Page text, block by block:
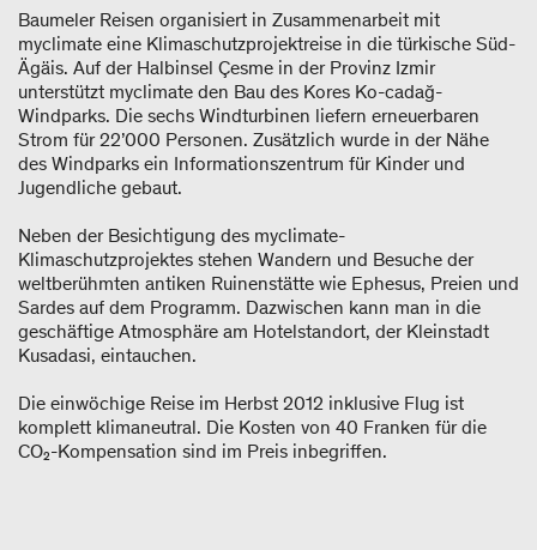
Baumeler Reisen organisiert in Zusammenarbeit mit
myclimate eine Klimaschutzprojektreise in die türkische Süd-
Ägäis. Auf der Halbinsel Çesme in der Provinz Izmir
unterstützt myclimate den Bau des Kores Ko-cadağ-
Windparks. Die sechs Windturbinen liefern erneuerbaren
Strom für 22’000 Personen. Zusätzlich wurde in der Nähe
des Windparks ein Informationszentrum für Kinder und
Jugendliche gebaut.
Neben der Besichtigung des myclimate-
Klimaschutzprojektes stehen Wandern und Besuche der
weltberühmten antiken Ruinenstätte wie Ephesus, Preien und
Sardes auf dem Programm. Dazwischen kann man in die
geschäftige Atmosphäre am Hotelstandort, der Kleinstadt
Kusadasi, eintauchen.
Die einwöchige Reise im Herbst 2012 inklusive Flug ist
komplett klimaneutral. Die Kosten von 40 Franken für die
CO₂-Kompensation sind im Preis inbegriffen.